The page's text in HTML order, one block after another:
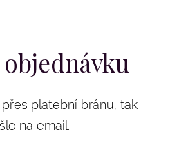
platební bránu, tak
na email.